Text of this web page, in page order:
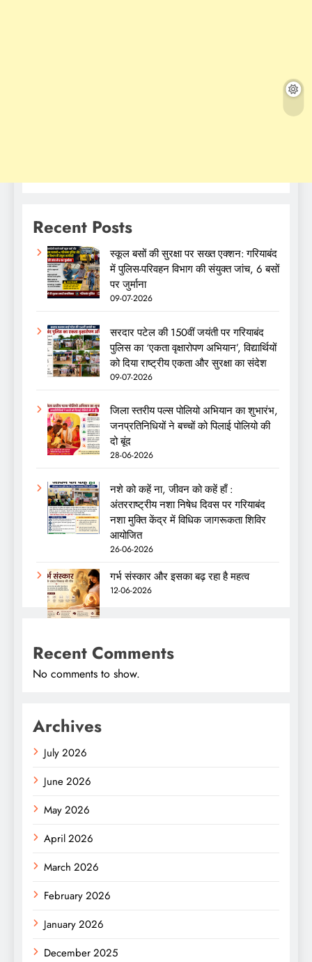
Recent Posts
स्कूल बसों की सुरक्षा पर सख्त एक्शन: गरियाबंद
में पुलिस-परिवहन विभाग की संयुक्त जांच, 6 बसों
पर जुर्माना
09-07-2026
सरदार पटेल की 150वीं जयंती पर गरियाबंद
पुलिस का ‘एकता वृक्षारोपण अभियान’, विद्यार्थियों
को दिया राष्ट्रीय एकता और सुरक्षा का संदेश
09-07-2026
जिला स्तरीय पल्स पोलियो अभियान का शुभारंभ,
जनप्रतिनिधियों ने बच्चों को पिलाई पोलियो की
दो बूंद
28-06-2026
नशे को कहें ना, जीवन को कहें हाँ :
अंतरराष्ट्रीय नशा निषेध दिवस पर गरियाबंद
नशा मुक्ति केंद्र में विधिक जागरूकता शिविर
आयोजित
26-06-2026
गर्भ संस्कार और इसका बढ़ रहा है महत्व
12-06-2026
Recent Comments
No comments to show.
Archives
July 2026
June 2026
May 2026
April 2026
March 2026
February 2026
January 2026
December 2025